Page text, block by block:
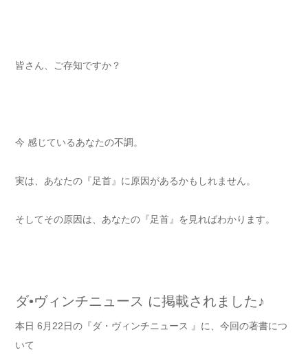
皆さん、ご存知ですか？
今 感じているあなたの不調。
実は、あなたの『足首』に原因があるかもしれません。
そしてその原因は、あなたの『足首』を見ればわかります。
ダ•ヴィンチニュース に掲載されました♪
本日 6月22日の『ダ・ヴィンチニュース 』に、今回の著書につ
いて